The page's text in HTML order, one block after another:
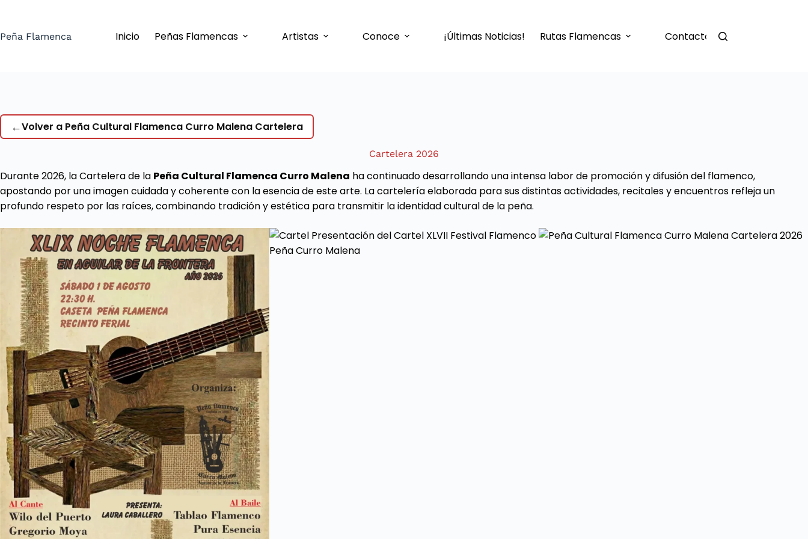
contenido
Peña Flamenca Inicio Peñas Flamencas Artistas Conoce ¡Últimas Noticias! Rutas Flamencas Contacto
←Volver a Peña Cultural Flamenca Curro Malena Cartelera
Cartelera 2026
Durante 2026, la Cartelera de la Peña Cultural Flamenca Curro Malena ha continuado desarrollando una intensa labor de promoción y difusión del flamenco,
apostando por una imagen cuidada y coherente con la esencia de este arte. La cartelería elaborada para sus distintas actividades, recitales y encuentros refleja un
profundo respeto por las raíces, combinando tradición y estética para transmitir la identidad cultural de la peña.